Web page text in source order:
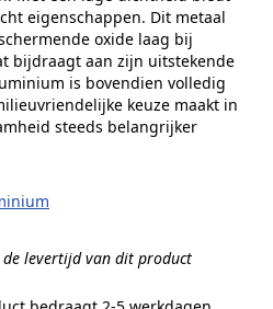
eigenschappen. Dit metaal
oxide laag bij
bijdraagt aan zijn uitstekende
is bovendien volledig
keuze maakt in
steeds belangrijker
de levertijd van dit product